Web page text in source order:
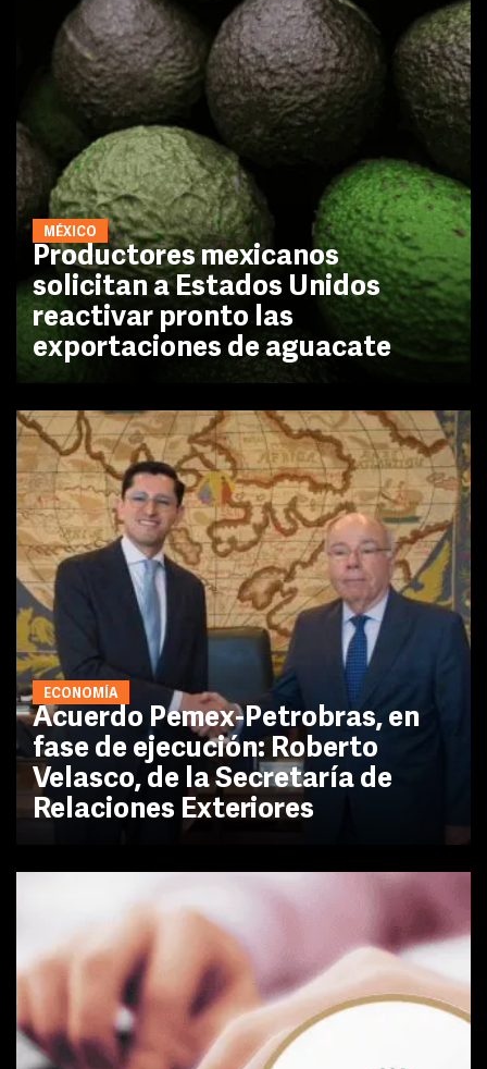
MÉXICO
Productores mexicanos
solicitan a Estados Unidos
reactivar pronto las
exportaciones de aguacate
ECONOMÍA
Acuerdo Pemex-Petrobras, en
fase de ejecución: Roberto
Velasco, de la Secretaría de
Relaciones Exteriores